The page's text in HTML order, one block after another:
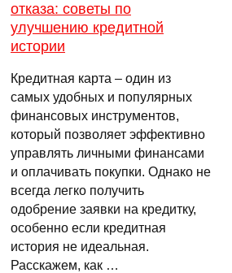
отказа: советы по
улучшению кредитной
истории
Кредитная карта – один из
самых удобных и популярных
финансовых инструментов,
который позволяет эффективно
управлять личными финансами
и оплачивать покупки. Однако не
всегда легко получить
одобрение заявки на кредитку,
особенно если кредитная
история не идеальная.
Расскажем, как …